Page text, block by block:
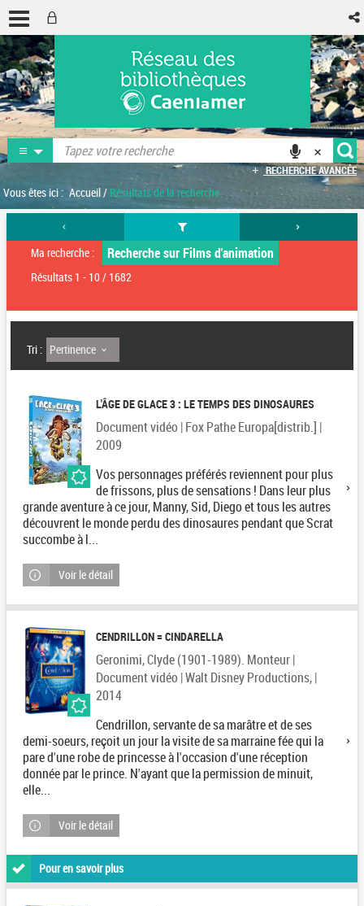
RECHERCHE AVANCÉE
Vous êtes ici : Accueil/ Résultats de la recherche
Ma recherche : Recherche sur Films d'animation
Résultats 1 - 10/ 1682
Tri : Pertinence
L'ÂGE DE GLACE 3 : LE TEMPS DES DINOSAURES
Document vidéo | Fox Pathe Europa[distrib.] |
2009
Vos personnages préférés reviennent pour plus
de frissons, plus de sensations ! Dans leur plus
grande aventure à ce jour, Manny, Sid, Diego et tous les autres
découvrent le monde perdu des dinosaures pendant que Scrat
succombe à l...
Voir le détail
CENDRILLON = CINDARELLA
Geronimi, Clyde (1901-1989). Monteur |
Document vidéo | Walt Disney Productions, |
2014
Cendrillon, servante de sa marâtre et de ses
demi-soeurs, reçoit un jour la visite de sa marraine fée qui la
pare d'une robe de princesse à l'occasion d'une réception
donnée par le prince. N'ayant que la permission de minuit,
elle...
Voir le détail
Pour en savoir plus